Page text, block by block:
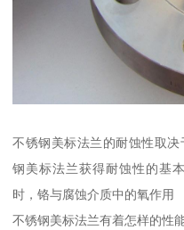
不锈钢美标法兰的耐蚀性取
钢美标法兰获得耐蚀性的基
时，铬与腐蚀介质中的氧作用
不锈钢美标法兰有着怎样的性